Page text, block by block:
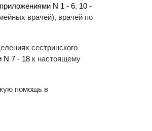
приложениями N 1 - 6, 10 -
врачей), врачей по
сестринского
N 7 - 18 к настоящему
помощь в